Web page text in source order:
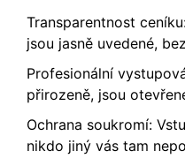
Transparentnost
jsou jasně uvedené,
Profesionální
přirozeně, jsou
Ochrana soukromí:
nikdo jiný vás tam